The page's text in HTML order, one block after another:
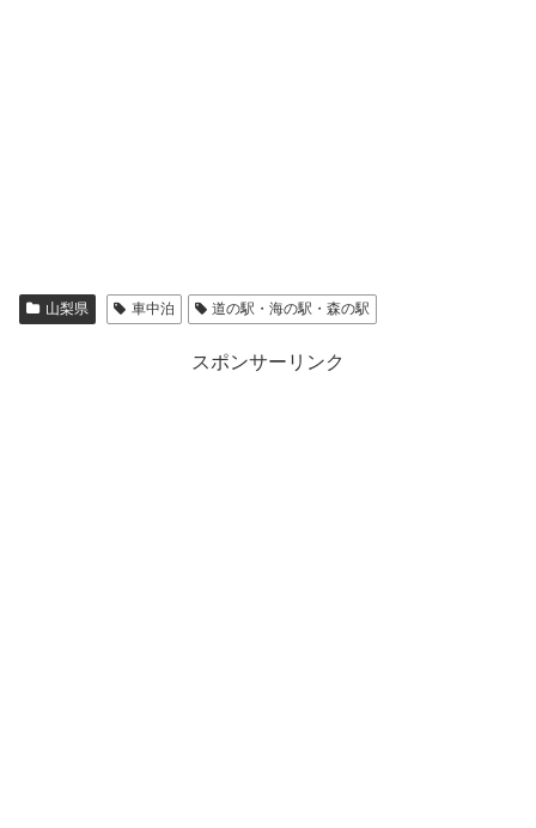
山梨県 車中泊 道の駅・海の駅・森の駅
スポンサーリンク